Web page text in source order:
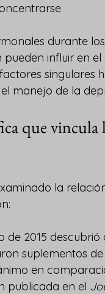
durante
pueden influir en
manejo de la
que
la
de 2015
suplementos
en
publicada en el